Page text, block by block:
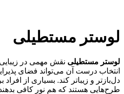
لوستر مستطیلی
لوستر مستطیلی نقش مهمی در
انتخاب درست آن می‌تواند فضای
دل‌بازتر و زیباتر کند. بسیاری از
طرح‌هایی هستند که هم نور کافی